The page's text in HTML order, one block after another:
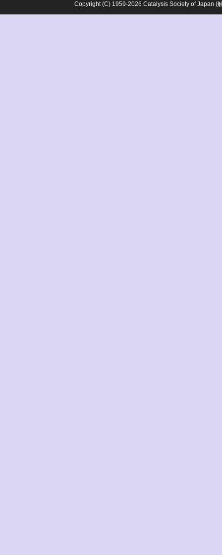
Copyright (C) 1959-2026 Catalysis Society of Japan (